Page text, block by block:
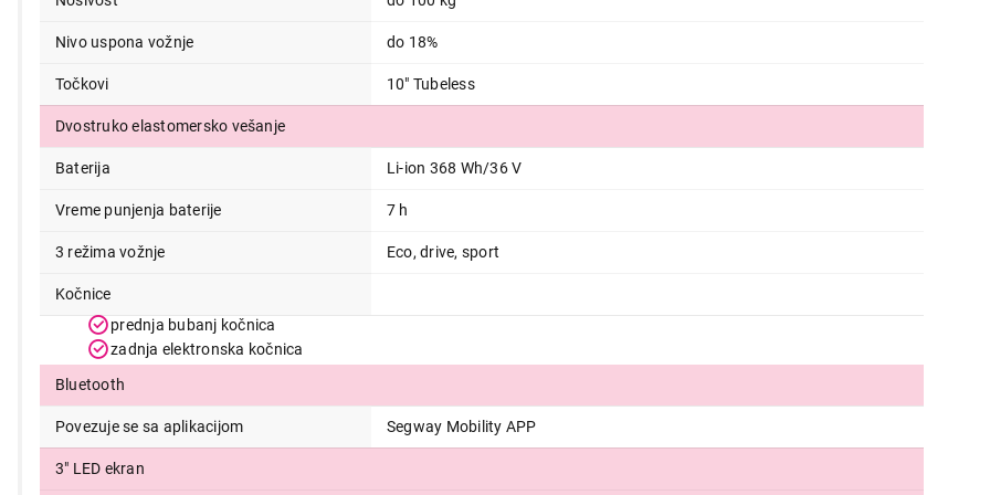
Nivo uspona vožnje do 18%
Točkovi 10" Tubeless
Dvostruko elastomersko vešanje
Baterija Li-ion 368 Wh/36 V
Vreme punjenja baterije 7 h
3 režima vožnje Eco, drive, sport
Kočnice
prednja bubanj kočnica
zadnja elektronska kočnica
Bluetooth
Povezuje se sa aplikacijom Segway Mobility APP
3" LED ekran